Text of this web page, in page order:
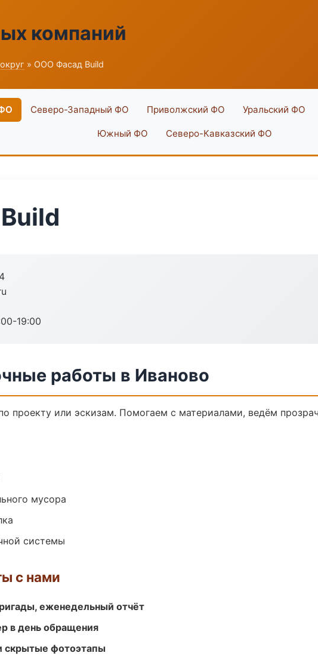
компаний
» ООО Фасад Build
Северо-Западный ФО Приволжский ФО Уральский ФО
Южный ФО Северо-Кавказский ФО
19:00
работы в Иваново
проекту или эскизам. Помогаем с материалами, ведём
мусора
системы
с нами
еженедельный отчёт
в день обращения
скрытые фотоэтапы